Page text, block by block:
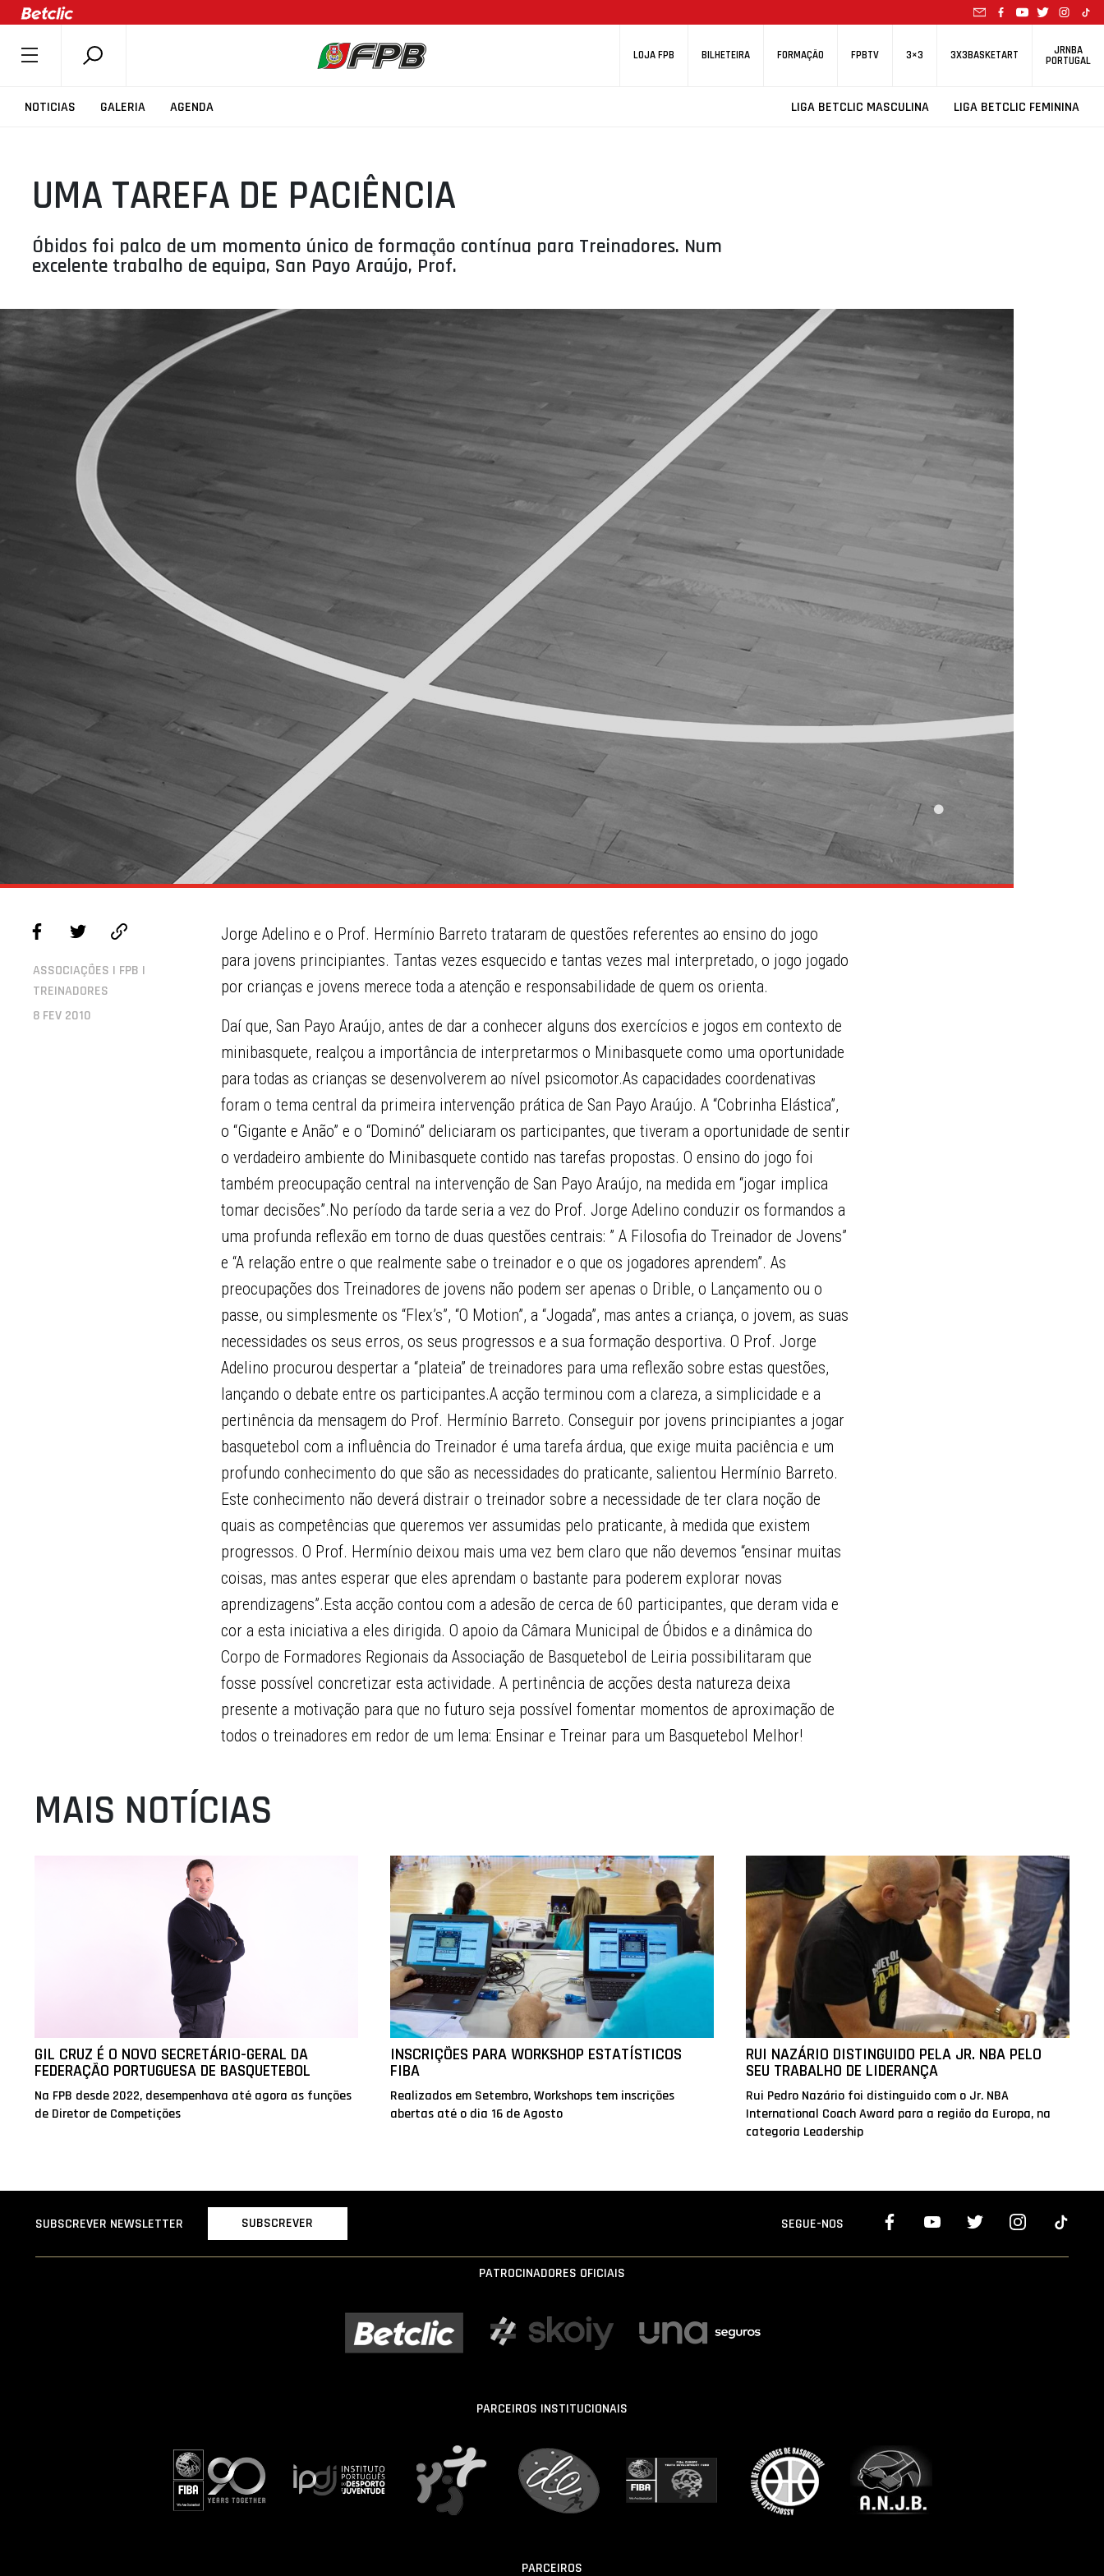
LOJA FPB BILHETEIRA FORMAÇÃO FPBTV 3×3 3X3BASKETART JRNBA
PORTUGAL
NOTICIAS GALERIA AGENDA LIGA BETCLIC MASCULINA LIGA BETCLIC FEMININA
SOBRE A FPB
COMPETIÇÕES
ASSOCIAÇÕES
CLUBES
AGENTES
AGENDA
SELEÇÕES
MINIBASQUETE
ÁREA TÉCNICA
PROJETOS
UMA TAREFA DE PACIÊNCIA
Óbidos foi palco de um momento único de formação contínua para Treinadores. Num
excelente trabalho de equipa, San Payo Araújo, Prof.
ASSOCIAÇÕES | FPB |
TREINADORES
8 FEV 2010
Jorge Adelino e o Prof. Hermínio Barreto trataram de questões referentes ao ensino do jogo
para jovens principiantes. Tantas vezes esquecido e tantas vezes mal interpretado, o jogo jogado
por crianças e jovens merece toda a atenção e responsabilidade de quem os orienta.
Daí que, San Payo Araújo, antes de dar a conhecer alguns dos exercícios e jogos em contexto de
minibasquete, realçou a importância de interpretarmos o Minibasquete como uma oportunidade
para todas as crianças se desenvolverem ao nível psicomotor.As capacidades coordenativas
foram o tema central da primeira intervenção prática de San Payo Araújo. A “Cobrinha Elástica”,
o “Gigante e Anão” e o “Dominó” deliciaram os participantes, que tiveram a oportunidade de sentir
o verdadeiro ambiente do Minibasquete contido nas tarefas propostas. O ensino do jogo foi
também preocupação central na intervenção de San Payo Araújo, na medida em “jogar implica
tomar decisões”.No período da tarde seria a vez do Prof. Jorge Adelino conduzir os formandos a
uma profunda reflexão em torno de duas questões centrais: ” A Filosofia do Treinador de Jovens”
e “A relação entre o que realmente sabe o treinador e o que os jogadores aprendem”. As
preocupações dos Treinadores de jovens não podem ser apenas o Drible, o Lançamento ou o
passe, ou simplesmente os “Flex’s”, “O Motion”, a “Jogada”, mas antes a criança, o jovem, as suas
necessidades os seus erros, os seus progressos e a sua formação desportiva. O Prof. Jorge
Adelino procurou despertar a “plateia” de treinadores para uma reflexão sobre estas questões,
lançando o debate entre os participantes.A acção terminou com a clareza, a simplicidade e a
pertinência da mensagem do Prof. Hermínio Barreto. Conseguir por jovens principiantes a jogar
basquetebol com a influência do Treinador é uma tarefa árdua, que exige muita paciência e um
profundo conhecimento do que são as necessidades do praticante, salientou Hermínio Barreto.
Este conhecimento não deverá distrair o treinador sobre a necessidade de ter clara noção de
quais as competências que queremos ver assumidas pelo praticante, à medida que existem
progressos. O Prof. Hermínio deixou mais uma vez bem claro que não devemos “ensinar muitas
coisas, mas antes esperar que eles aprendam o bastante para poderem explorar novas
aprendizagens”.Esta acção contou com a adesão de cerca de 60 participantes, que deram vida e
cor a esta iniciativa a eles dirigida. O apoio da Câmara Municipal de Óbidos e a dinâmica do
Corpo de Formadores Regionais da Associação de Basquetebol de Leiria possibilitaram que
fosse possível concretizar esta actividade. A pertinência de acções desta natureza deixa
presente a motivação para que no futuro seja possível fomentar momentos de aproximação de
todos o treinadores em redor de um lema: Ensinar e Treinar para um Basquetebol Melhor!
MAIS NOTÍCIAS
GIL CRUZ É O NOVO SECRETÁRIO-GERAL DA
FEDERAÇÃO PORTUGUESA DE BASQUETEBOL
Na FPB desde 2022, desempenhava até agora as funções
de Diretor de Competições
INSCRIÇÕES PARA WORKSHOP ESTATÍSTICOS
FIBA
Realizados em Setembro, Workshops tem inscrições
abertas até o dia 16 de Agosto
RUI NAZÁRIO DISTINGUIDO PELA JR. NBA PELO
SEU TRABALHO DE LIDERANÇA
Rui Pedro Nazário foi distinguido com o Jr. NBA
International Coach Award para a região da Europa, na
categoria Leadership
SUBSCREVER NEWSLETTER SUBSCREVER SEGUE-NOS
PATROCINADORES OFICIAIS
PARCEIROS INSTITUCIONAIS
PARCEIROS